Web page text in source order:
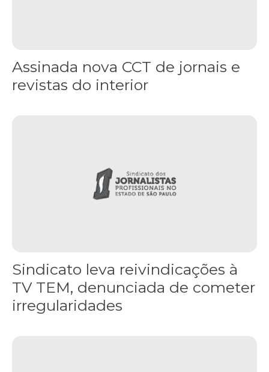
Assinada nova CCT de jornais e
revistas do interior
Sindicato leva reivindicações à
TV TEM, denunciada de cometer
irregularidades